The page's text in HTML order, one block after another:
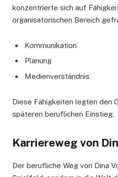
konzentrierte sich auf
organisatorischen Bereich
Kommunikation
Planung
Medienverständnis
Diese Fähigkeiten legten den
späteren beruflichen Einstieg.
Karriereweg von
Der berufliche Weg von Dina